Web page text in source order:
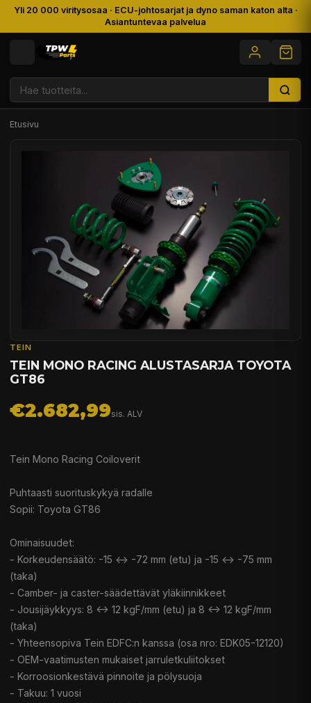
Yli 20 000 viritysosaa · ECU-johtosarjat ja dyno saman katon alta ·
Asiantuntevaa palvelua
Etusivu
TEIN
TEIN MONO RACING ALUSTASARJA TOYOTA
GT86
€2.682,99sis. ALV
Tein Mono Racing Coiloverit
Puhtaasti suorituskykyä radalle
Sopii: Toyota GT86
Ominaisuudet:
- Korkeudensäätö: -15 <-> -72 mm (etu) ja -15 <-> -75 mm
(taka)
- Camber- ja caster-säädettävät yläkiinnikkeet
- Jousijäykkyys: 8 <-> 12 kgF/mm (etu) ja 8 <-> 12 kgF/mm
(taka)
- Yhteensopiva Tein EDFC:n kanssa (osa nro: EDK05-12120)
- OEM-vaatimusten mukaiset jarruletkuliitokset
- Korroosionkestävä pinnoite ja pölysuoja
- Takuu: 1 vuosi